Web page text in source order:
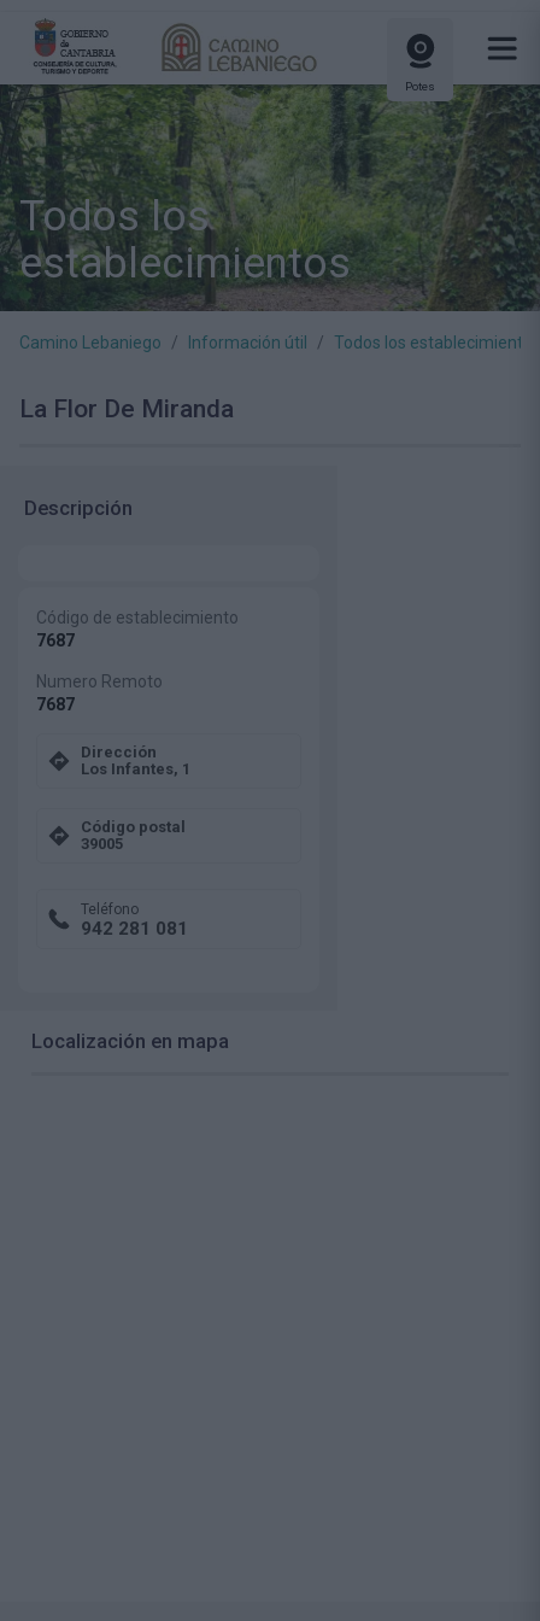
Potes
Todos los
establecimientos
Camino Lebaniego Información útil Todos los establecimientos
La Flor De Miranda
Descripción
Código de establecimiento
7687
Numero Remoto
7687
Dirección
Los Infantes, 1
Código postal
39005
Teléfono
942 281 081
Localización en mapa